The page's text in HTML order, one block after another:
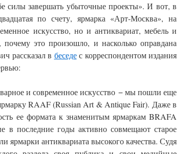
силы завершать убыточные проекты». И вот, в
по счету, ярмарка «Арт-Москва», на
искусство, но и антиквариат, мебель и
это произошло, и насколько оправдана
рассказал в беседес корреспондентом издания
и современное искусство − мы пошли еще
RAAF (Russian Art & Antique Fair). Даже в
ее формата к знаменитым ярмаркам BRAFA
в последние годы активно совмещают старое
ярмарки антиквариата высокого качества. Судя